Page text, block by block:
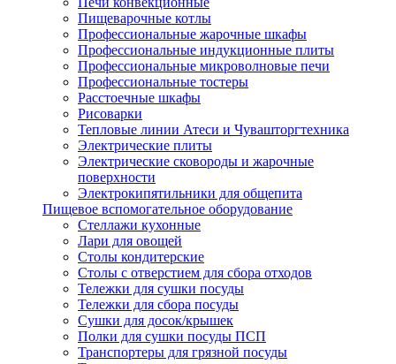
Пищеварочные котлы
Профессиональные жарочные шкафы
Профессиональные индукционные плиты
Профессиональные микроволновые печи
Профессиональные тостеры
Расстоечные шкафы
Рисоварки
Тепловые линии Атеси и Чувашторгтехника
Электрические плиты
Электрические сковороды и жарочные
поверхности
Электрокипятильники для общепита
Пищевое вспомогательное оборудование
Стеллажи кухонные
Лари для овощей
Столы кондитерские
Столы с отверстием для сбора отходов
Тележки для сушки посуды
Тележки для сбора посуды
Сушки для досок/крышек
Полки для сушки посуды ПСП
Транспортеры для грязной посуды